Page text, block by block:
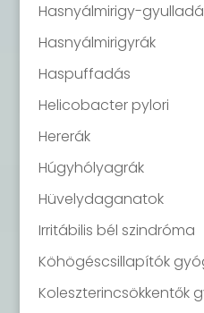
Hasnyálmirigy-
Hasnyálmirigyrák
Haspuffadás
Helicobacter pylori
Hererák
Húgyhólyagrák
Hüvelydaganatok
Irritábilis bél szindróma
Köhögéscsillapítók
Koleszterincsökkentők